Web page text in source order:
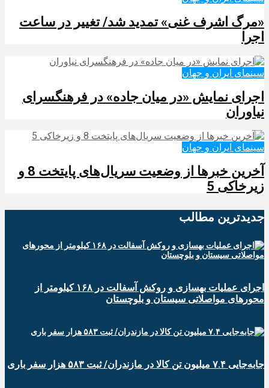
​​​​​​​«مرگ اشرف غنی» تمدید شد/ تغییر در ساعت
اجرا
سینمای ایران و جهان
اجرای نمایش «در میان جاده» در فرهنگسرای
نیاوران
سینمای ایران و جهان
آخرین خبرها از وضعیت سریال‌های پایتخت 8 و
زیرخاکی 5
جدیدترین‌ مطالب
اجرای عملیات بهسازی و روکش آسفالت در ۱۶۸ کیلومتر از
محورهای مواصلاتی سیستان و بلوچستان
جابه‌جایی ۷.۴ میلیون تن کالا در مازندران/ ثبت ۵۸۳ هزار سفر باری